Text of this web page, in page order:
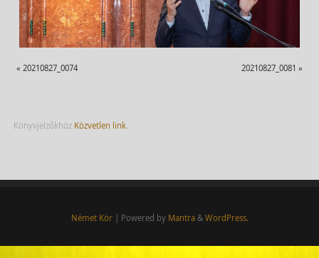
« 20210827_0074 20210827_0081 »
Könyvjelzőkhöz Közvetlen link.
Német Kör| Powered by Mantra& WordPress.